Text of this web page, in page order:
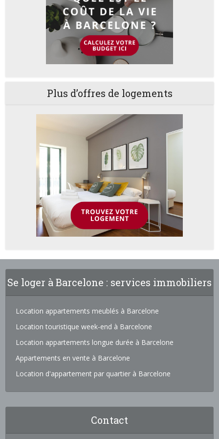
Plus d’offres de logements
Se loger à Barcelone : services immobiliers
Location appartements meublés à Barcelone
Location touristique week-end à Barcelone
Location appartements longue durée à Barcelone
Appartements en vente à Barcelone
Location d'appartement par quartier à Barcelone
Contact